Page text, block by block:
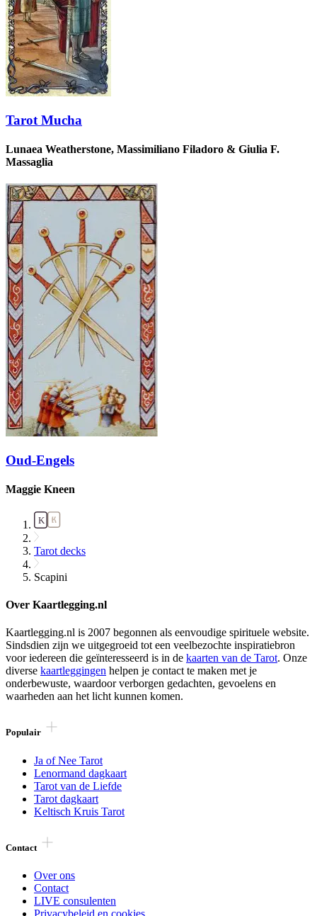
Tarot Mucha
Lunaea Weatherstone, Massimiliano Filadoro & Giulia F.
Massaglia
Oud-Engels
Maggie Kneen
Tarot decks
Scapini
Over Kaartlegging.nl
Kaartlegging.nl is 2007 begonnen als eenvoudige spirituele website.
Sindsdien zijn we uitgegroeid tot een veelbezochte inspiratiebron
voor iedereen die geïnteresseerd is in de kaarten van de Tarot. Onze
diverse kaartleggingen helpen je contact te maken met je
onderbewuste, waardoor verborgen gedachten, gevoelens en
waarheden aan het licht kunnen komen.
Populair
Ja of Nee Tarot
Lenormand dagkaart
Tarot van de Liefde
Tarot dagkaart
Keltisch Kruis Tarot
Contact
Over ons
Contact
LIVE consulenten
Privacybeleid en cookies